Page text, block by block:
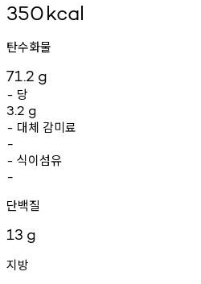
350kcal
탄수화물
71.2 g
- 당
3.2 g
- 대체 감미료
-
- 식이섬유
-
단백질
13 g
지방